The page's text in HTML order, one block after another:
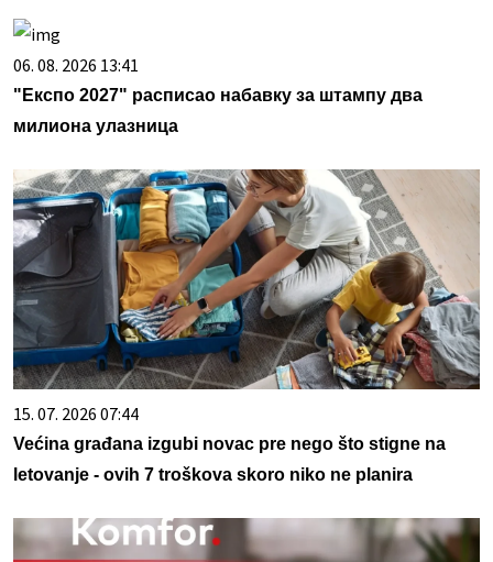
06. 08. 2026 13:41
"Експо 2027" расписао набавку за штампу два
милиона улазница
15. 07. 2026 07:44
Većina građana izgubi novac pre nego što stigne na
letovanje - ovih 7 troškova skoro niko ne planira